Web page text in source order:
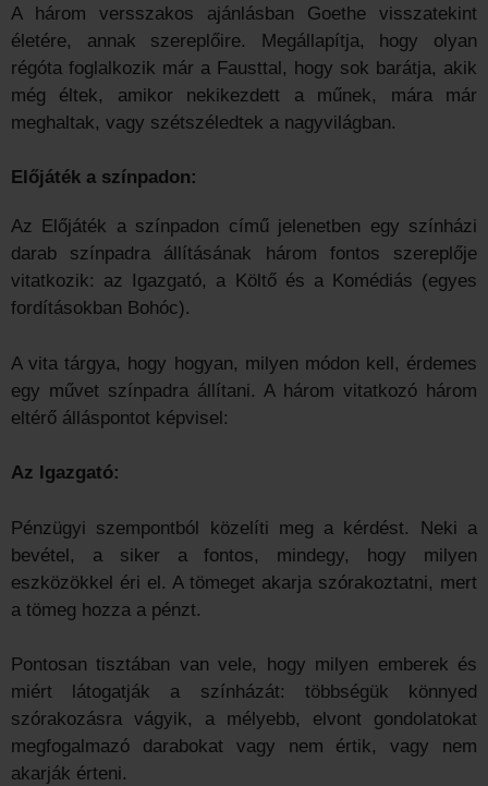
A három versszakos ajánlásban Goethe visszatekint
életére, annak szereplőire. Megállapítja, hogy olyan
régóta foglalkozik már a Fausttal, hogy sok barátja, akik
még éltek, amikor nekikezdett a műnek, mára már
meghaltak, vagy szétszéledtek a nagyvilágban.
Előjáték a színpadon:
Az Előjáték a színpadon című jelenetben egy színházi
darab színpadra állításának három fontos szereplője
vitatkozik: az Igazgató, a Költő és a Komédiás (egyes
fordításokban Bohóc).
A vita tárgya, hogy hogyan, milyen módon kell, érdemes
egy művet színpadra állítani. A három vitatkozó három
eltérő álláspontot képvisel:
Az Igazgató:
Pénzügyi szempontból közelíti meg a kérdést. Neki a
bevétel, a siker a fontos, mindegy, hogy milyen
eszközökkel éri el. A tömeget akarja szórakoztatni, mert
a tömeg hozza a pénzt.
Pontosan tisztában van vele, hogy milyen emberek és
miért látogatják a színházát: többségük könnyed
szórakozásra vágyik, a mélyebb, elvont gondolatokat
megfogalmazó darabokat vagy nem értik, vagy nem
akarják érteni.